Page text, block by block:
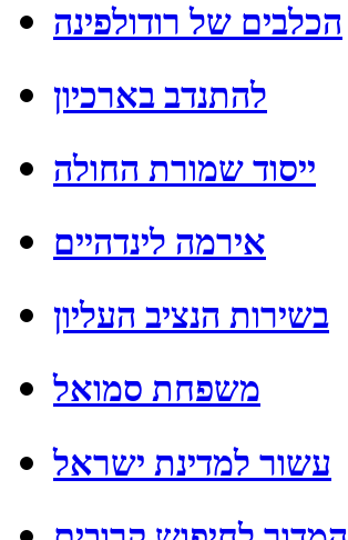
הכלבים של רודולפינה
להתנדב בארכיון
ייסוד שמורת החולה
אירמה לינדהיים
בשירות הנציב העליון
משפחת סמואל
עשור למדינת ישראל